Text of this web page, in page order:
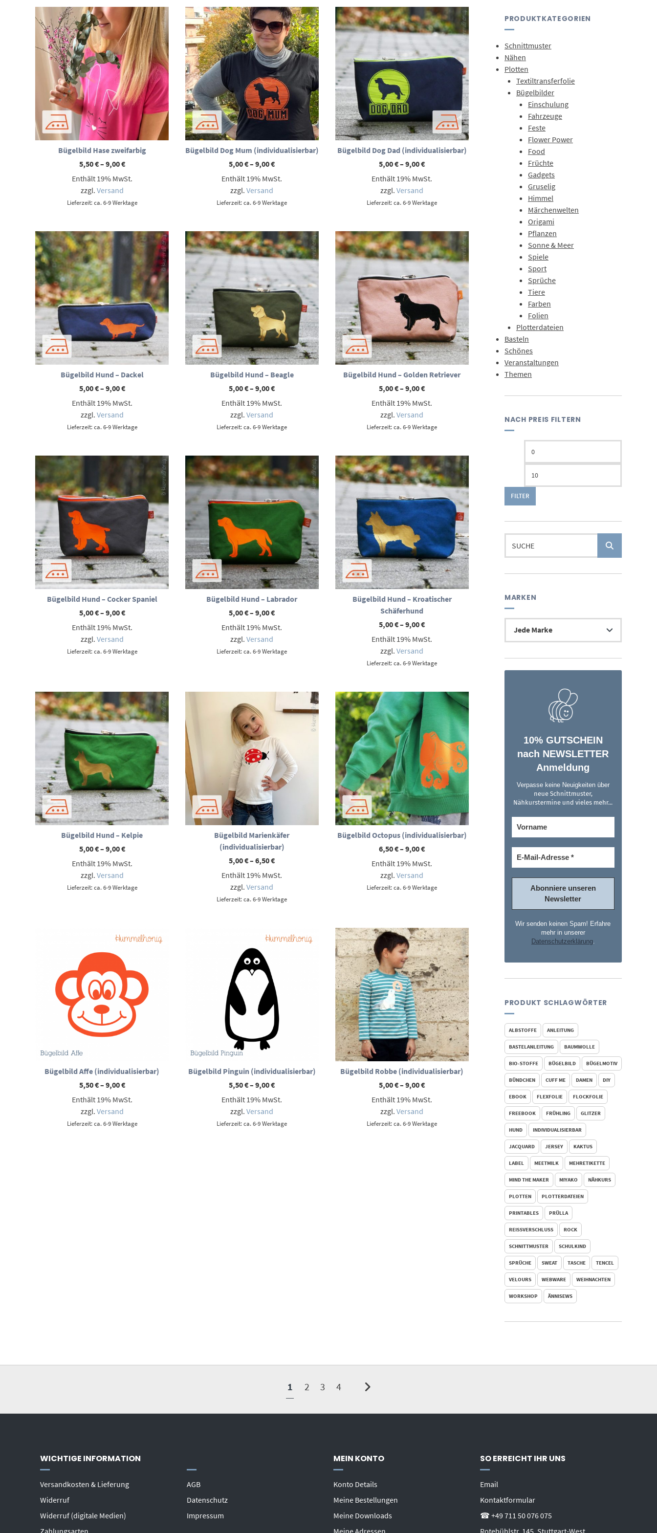
Bügelbild Hase zweifarbig
5,50€– 9,00€Preisspanne:
bis
Enthält 19% MwSt.
zzgl. Versand
Lieferzeit: ca. 6-9 Werktage
Bügelbild Dog Mum (individualisierbar)
5,00€–9,00€Preisspanne:
bis
Enthält 19% MwSt.
zzgl.Versand
Lieferzeit: ca. 6-9 Werktage
Bügelbild Dog Dad (individualisierbar)
5,00€–9,00€Preisspanne:
bis
Enthält 19% MwSt.
zzgl.Versand
Lieferzeit: ca. 6-9 Werktage
Bügelbild Hund – Dackel
5,00€– 9,00€Preisspanne:
bis
Enthält 19% MwSt.
zzgl. Versand
Lieferzeit: ca. 6-9 Werktage
Bügelbild Hund – Beagle
5,00€–9,00€Preisspanne:
bis
Enthält 19% MwSt.
zzgl.Versand
Lieferzeit: ca. 6-9 Werktage
Bügelbild Hund – Golden Retriever
5,00€–9,00€Preisspanne:
bis
Enthält 19% MwSt.
zzgl.Versand
Lieferzeit: ca. 6-9 Werktage
Bügelbild Hund – Cocker Spaniel
5,00€– 9,00€Preisspanne:
bis
Enthält 19% MwSt.
zzgl. Versand
Lieferzeit: ca. 6-9 Werktage
Bügelbild Hund – Labrador
5,00€–9,00€Preisspanne:
bis
Enthält 19% MwSt.
zzgl.Versand
Lieferzeit: ca. 6-9 Werktage
Bügelbild Hund – Kroatischer
Schäferhund
5,00€–9,00€Preisspanne:
bis
Enthält 19% MwSt.
zzgl.Versand
Lieferzeit: ca. 6-9 Werktage
Bügelbild Hund – Kelpie
5,00€– 9,00€Preisspanne:
bis
Enthält 19% MwSt.
zzgl. Versand
Lieferzeit: ca. 6-9 Werktage
Bügelbild Marienkäfer
(individualisierbar)
5,00€–6,50€Preisspanne:
bis
Enthält 19% MwSt.
zzgl.Versand
Lieferzeit: ca. 6-9 Werktage
Bügelbild Octopus (individualisierbar)
6,50€–9,00€Preisspanne:
bis
Enthält 19% MwSt.
zzgl.Versand
Lieferzeit: ca. 6-9 Werktage
Bügelbild Affe (individualisierbar)
5,50€– 9,00€Preisspanne:
bis
Enthält 19% MwSt.
zzgl. Versand
Lieferzeit: ca. 6-9 Werktage
Bügelbild Pinguin (individualisierbar)
5,50€–9,00€Preisspanne:
bis
Enthält 19% MwSt.
zzgl.Versand
Lieferzeit: ca. 6-9 Werktage
Bügelbild Robbe (individualisierbar)
5,00€–9,00€Preisspanne:
bis
Enthält 19% MwSt.
zzgl.Versand
Lieferzeit: ca. 6-9 Werktage
PRODUKTKATEGORIEN
Schnittmuster
Nähen
Plotten
Textiltransferfolie
Bügelbilder
Einschulung
Fahrzeuge
Feste
Flower Power
Food
Früchte
Gadgets
Gruselig
Himmel
Märchenwelten
Origami
Pflanzen
Sonne & Meer
Spiele
Sport
Sprüche
Tiere
Farben
Folien
Plotterdateien
Basteln
Schönes
Veranstaltungen
Themen
NACH PREIS FILTERN
Preis
FILTER
nach:
MARKEN
10% GUTSCHEIN
nach NEWSLETTER
Anmeldung
Verpasse keine Neuigkeiten über
neue Schnittmuster,
Nähkurstermine und vieles mehr...
Wir senden keinen Spam! Erfahre
mehr in unserer
Datenschutzerklärung.
PRODUKT SCHLAGWÖRTER
ALBSTOFFE ANLEITUNG
BASTELANLEITUNG BAUMWOLLE
BIO-STOFFE BÜGELBILD BÜGELMOTIV
BÜNDCHEN CUFF ME DAMEN DIY
EBOOK FLEXFOLIE FLOCKFOLIE
FREEBOOK FRÜHLING GLITZER
HUND INDIVIDUALISIERBAR
JACQUARD JERSEY KAKTUS
LABEL MEETMILK MEHRETIKETTE
MIND THE MAKER MIYAKO NÄHKURS
PLOTTEN PLOTTERDATEIEN
PRINTABLES PRÜLLA
REISSVERSCHLUSS ROCK
SCHNITTMUSTER SCHULKIND
SPRÜCHE SWEAT TASCHE TENCEL
VELOURS WEBWARE WEIHNACHTEN
WORKSHOP ÄNNISEWS
1 2 3 4
WICHTIGE INFORMATION
Versandkosten & Lieferung
Widerruf
Widerruf (digitale Medien)
Zahlungsarten
AGB
Datenschutz
Impressum
MEIN KONTO
Konto Details
Meine Bestellungen
Meine Downloads
Meine Adressen
SO ERREICHT IHR UNS
Email
Kontaktformular
☎ +49 711 50 076 075
Rotebühlstr. 145, Stuttgart-West